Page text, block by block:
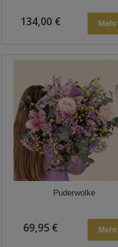
134,00 € Mehr
Puderwolke
69,95 € Mehr